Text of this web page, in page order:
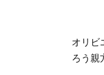
オリビ
ろう親